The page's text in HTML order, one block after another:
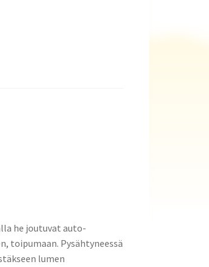
he joutuvat auto-
toipumaan. Pysähtyneessä
lumen